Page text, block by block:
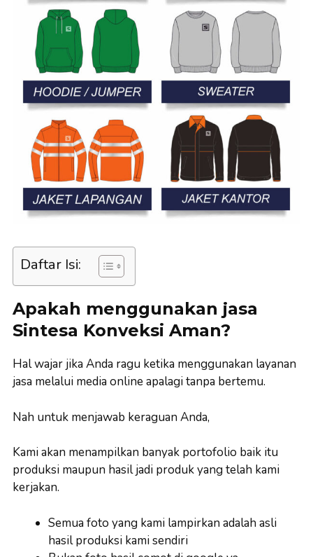
Daftar Isi:
Apakah menggunakan jasa
Sintesa Konveksi Aman?
Hal wajar jika Anda ragu ketika menggunakan layanan
jasa melalui media online apalagi tanpa bertemu.
Nah untuk menjawab keraguan Anda,
Kami akan menampilkan banyak portofolio baik itu
produksi maupun hasil jadi produk yang telah kami
kerjakan.
Semua foto yang kami lampirkan adalah asli
hasil produksi kami sendiri